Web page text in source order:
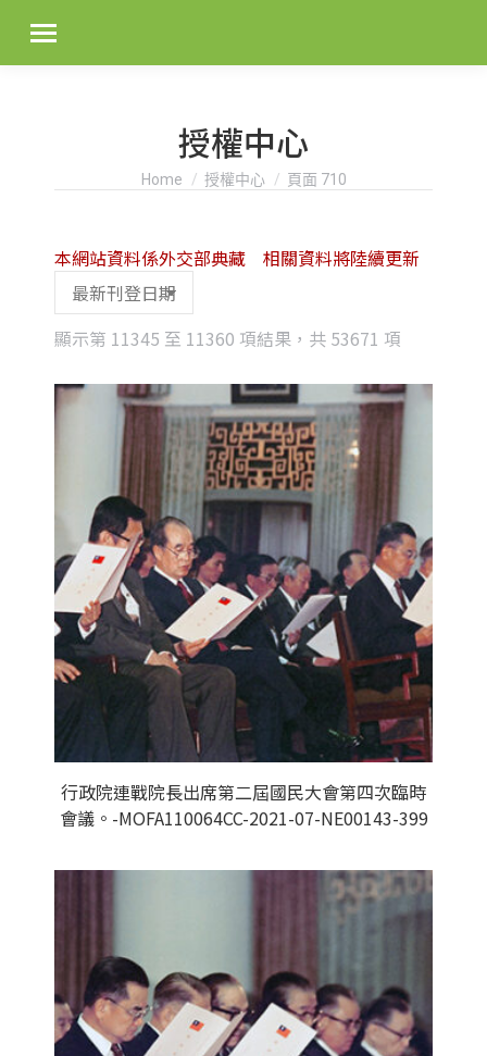
授權中心
You are here:
Home 授權中心 頁面 710
顯示第 11345 至 11360 項結果，共 53671 項
latest
本網站資料係外交部典藏 相關資料將陸續更新
行政院連戰院長出席第二屆國民大會第四次臨時
會議。-MOFA110064CC-2021-07-NE00143-399